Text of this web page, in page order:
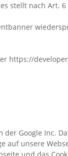
stellt nach Art.
https://
Google Inc.
auf unsere